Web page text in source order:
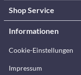
Shop Service
Informationen
Cookie-Einstellungen
Impressum